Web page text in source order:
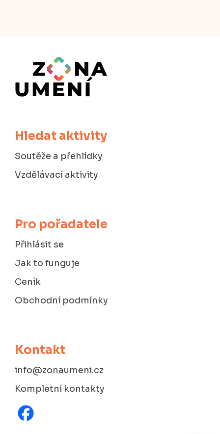
Hledat aktivity
Soutěže a přehlídky
Vzdělávací aktivity
Pro pořadatele
Přihlásit se
Jak to funguje
Ceník
Obchodní podmínky
Kontakt
info@zonaumeni.cz
Kompletní kontakty